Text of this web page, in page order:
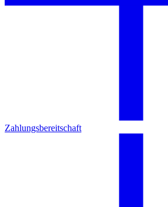
Zahlungsbereitschaft